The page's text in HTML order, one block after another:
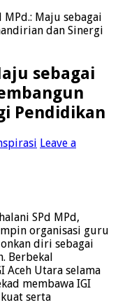
MPd.: Maju sebagai
dan Sinergi
sebagai
Pendidikan
Leave a
SPd MPd,
organisasi guru
diri sebagai
Berbekal
Aceh Utara selama
membawa IGI
serta